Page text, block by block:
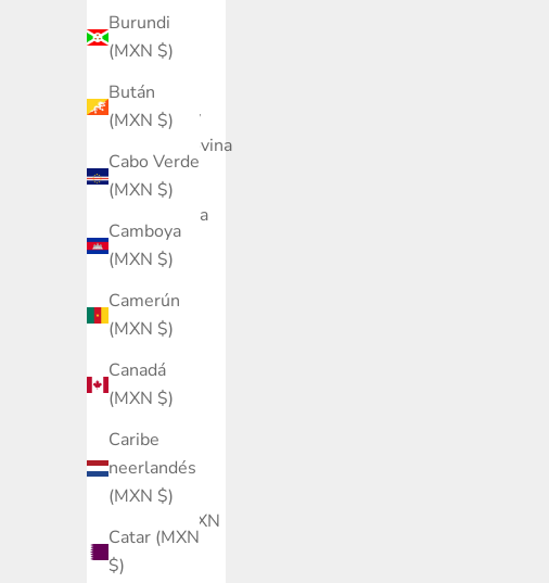
Burundi
(MXN $)
Bután
(MXN $)
Cabo Verde
(MXN $)
Camboya
(MXN $)
Camerún
(MXN $)
Canadá
(MXN $)
Caribe
neerlandés
(MXN $)
Catar (MXN
$)
Bolivia
Bosnia y
Herzegovina
(MXN $)
Botsuana
(MXN $)
(MXN $)
(MXN $)
(MXN $)
Burkina
Faso (MXN
$)